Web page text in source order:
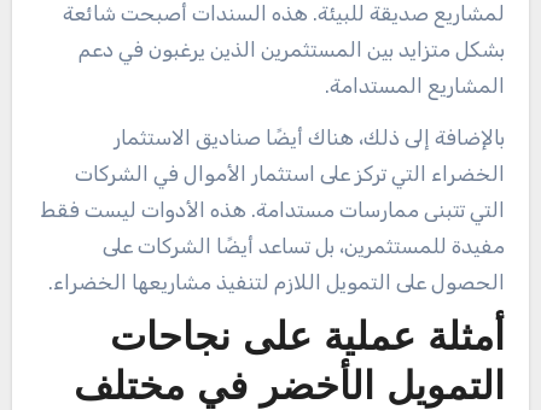
لمشاريع صديقة للبيئة. هذه السندات أصبحت شائعة
بشكل متزايد بين المستثمرين الذين يرغبون في دعم
المشاريع المستدامة.
بالإضافة إلى ذلك، هناك أيضًا صناديق الاستثمار
الخضراء التي تركز على استثمار الأموال في الشركات
التي تتبنى ممارسات مستدامة. هذه الأدوات ليست فقط
مفيدة للمستثمرين، بل تساعد أيضًا الشركات على
الحصول على التمويل اللازم لتنفيذ مشاريعها الخضراء.
أمثلة عملية على نجاحات
التمويل الأخضر في مختلف